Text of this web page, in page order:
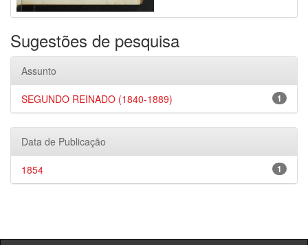
Sugestões de pesquisa
Assunto
1
SEGUNDO REINADO (1840-1889)
Data de Publicação
1
1854